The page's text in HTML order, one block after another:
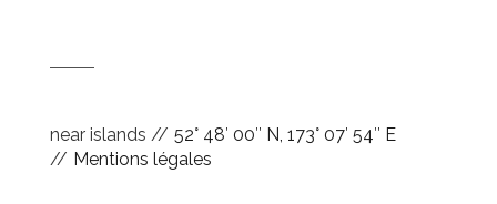
near islands // 52° 48′ 00″ N, 173° 07′ 54″ E
// Mentions légales